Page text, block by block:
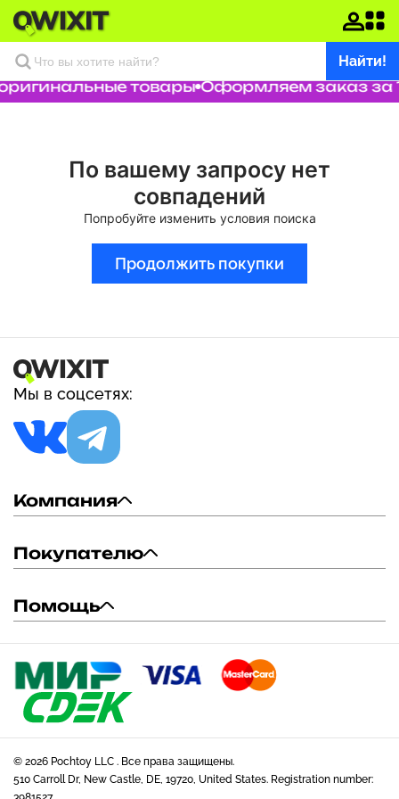
Найти!
товары Оформляем заказ за
По вашему запросу нет
совпадений
Попробуйте изменить условия поиска
Продолжить покупки
Мы в соцсетях:
Компания
Покупателю
Помощь
© 2026 Pochtoy LLC . Все права защищены.
510 Carroll Dr, New Castle, DE, 19720, United States. Registration number: